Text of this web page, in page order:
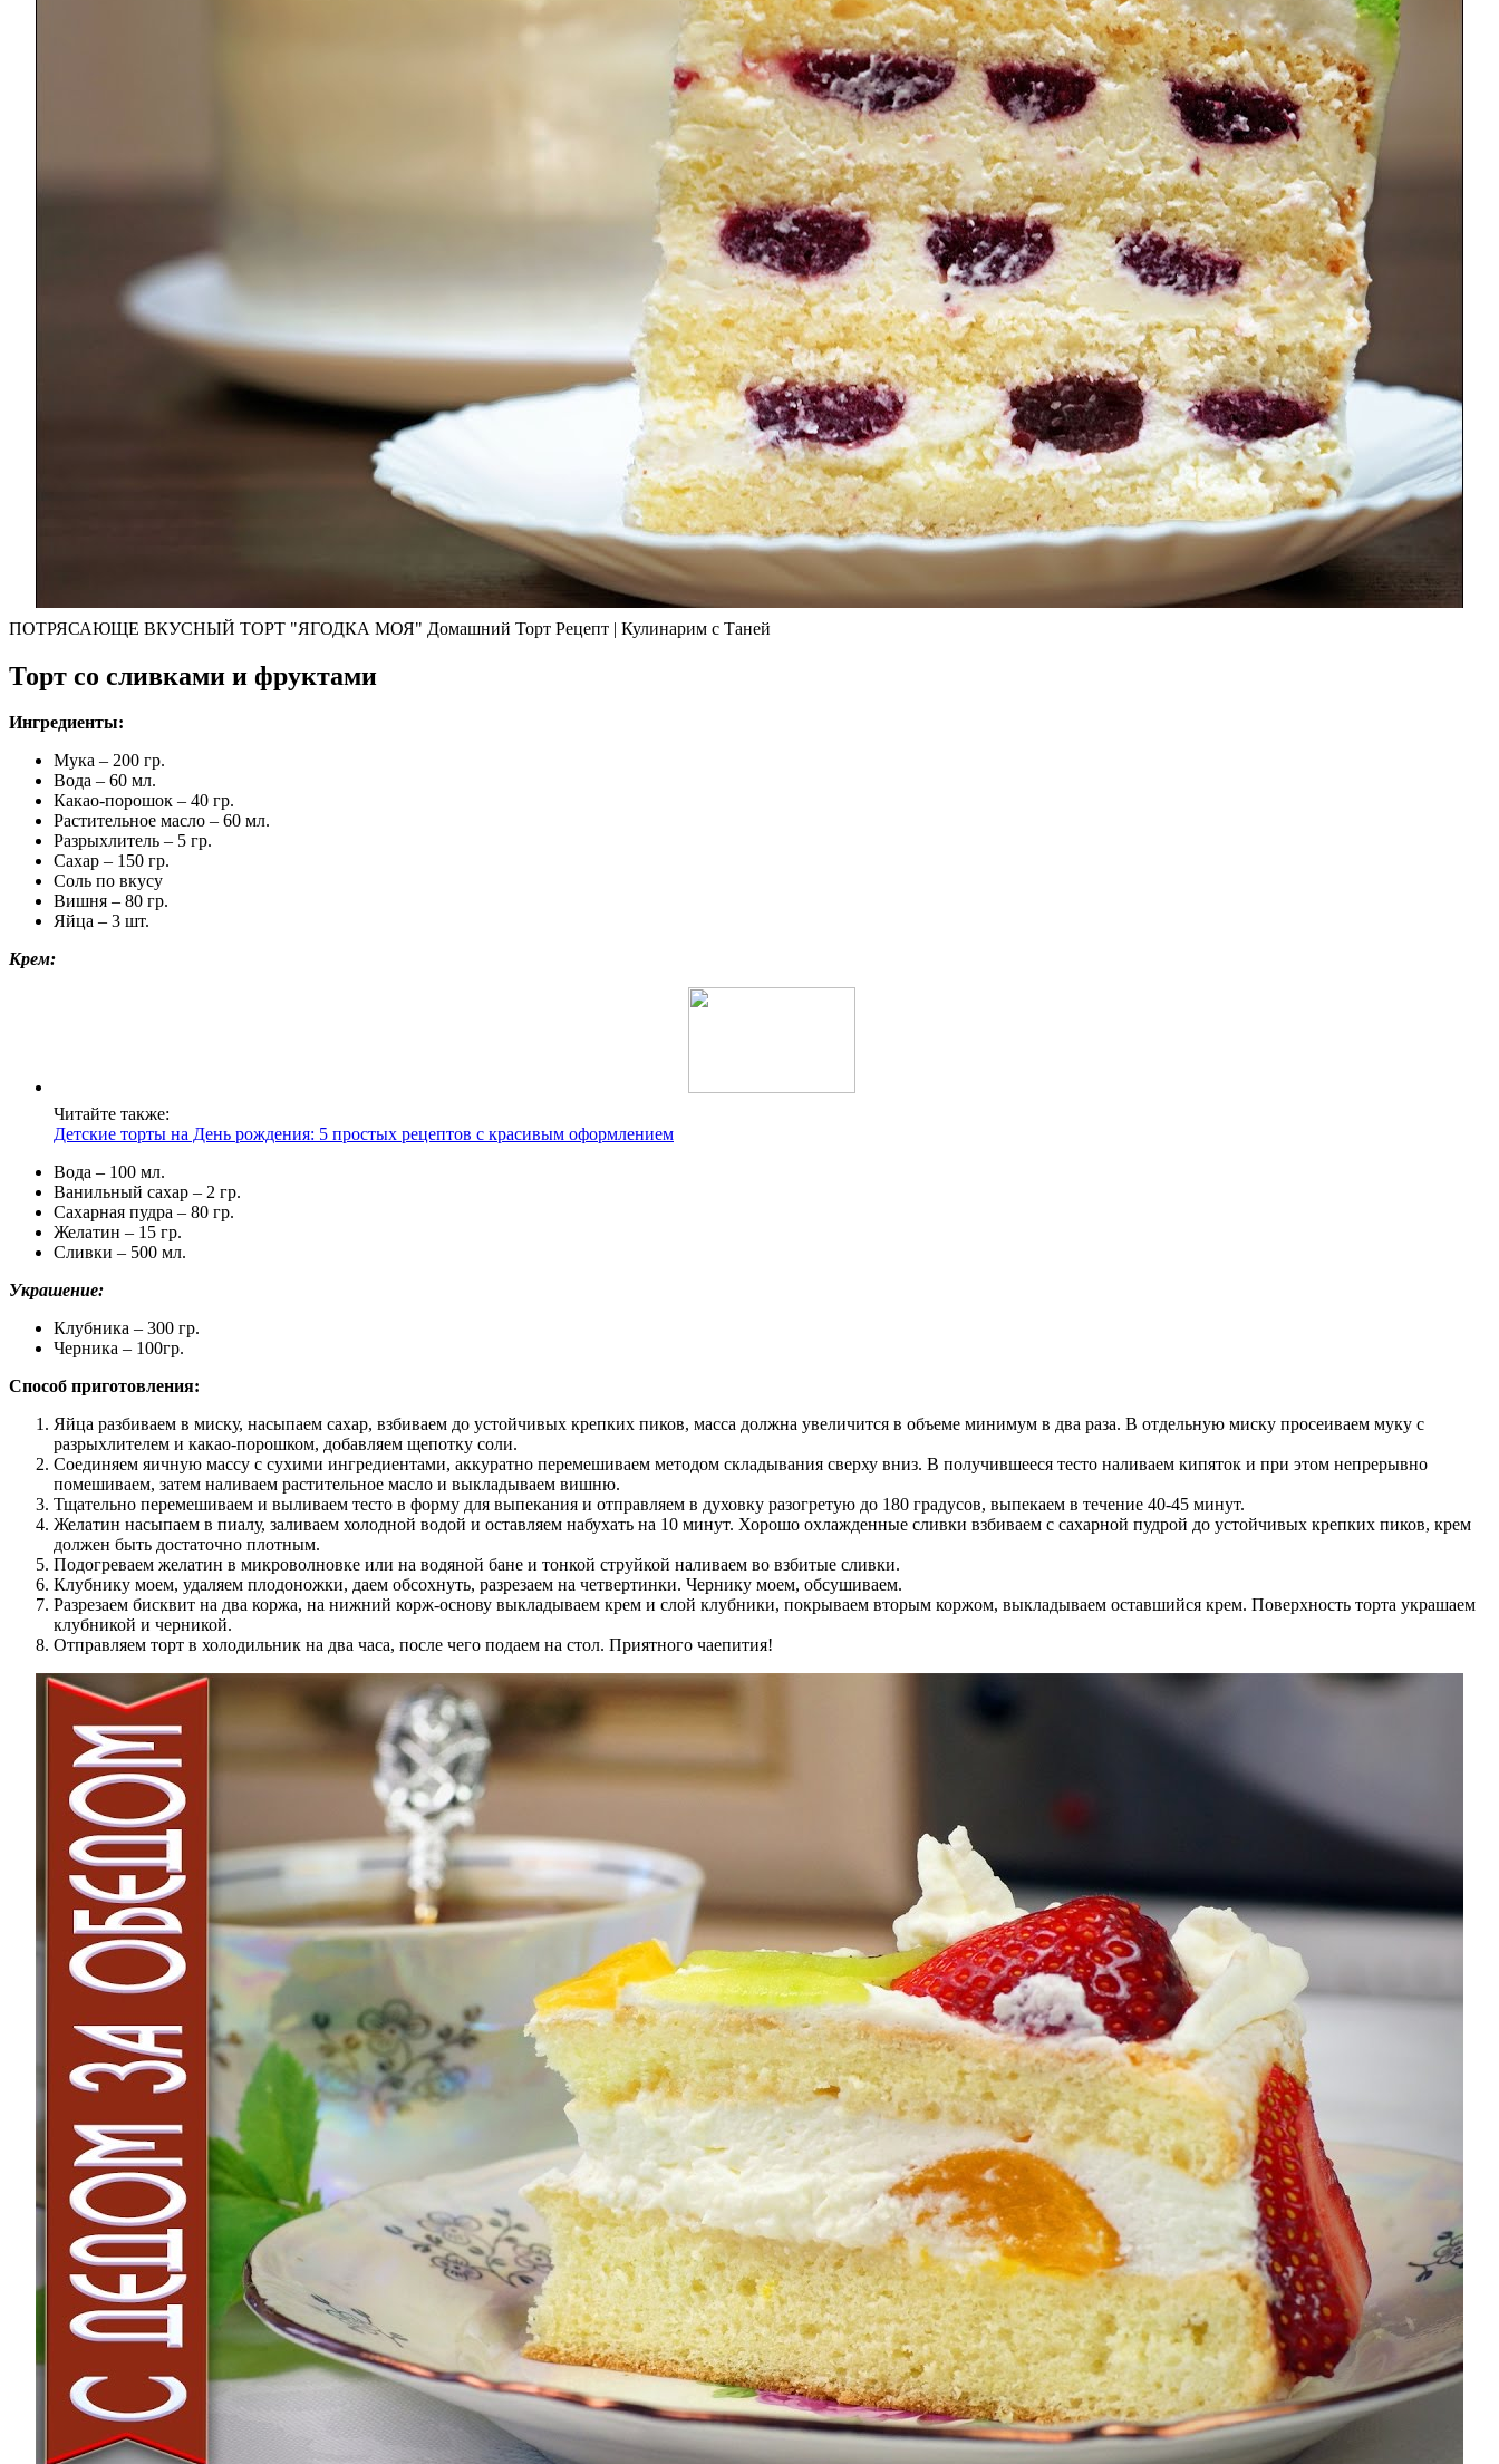
ПОТРЯСАЮЩЕ ВКУСНЫЙ ТОРТ "ЯГОДКА МОЯ" Домашний Торт Рецепт | Кулинарим с Таней
Торт со сливками и фруктами
Ингредиенты:
Мука – 200 гр.
Вода – 60 мл.
Какао-порошок – 40 гр.
Растительное масло – 60 мл.
Разрыхлитель – 5 гр.
Сахар – 150 гр.
Соль по вкусу
Вишня – 80 гр.
Яйца – 3 шт.
Крем:
Читайте также:
Детские торты на День рождения: 5 простых рецептов с красивым оформлением
Вода – 100 мл.
Ванильный сахар – 2 гр.
Сахарная пудра – 80 гр.
Желатин – 15 гр.
Сливки – 500 мл.
Украшение:
Клубника – 300 гр.
Черника – 100гр.
Способ приготовления:
Яйца разбиваем в миску, насыпаем сахар, взбиваем до устойчивых крепких пиков, масса должна увеличится в объеме минимум в два раза. В отдельную миску просеиваем муку с
разрыхлителем и какао-порошком, добавляем щепотку соли.
Соединяем яичную массу с сухими ингредиентами, аккуратно перемешиваем методом складывания сверху вниз. В получившееся тесто наливаем кипяток и при этом непрерывно
помешиваем, затем наливаем растительное масло и выкладываем вишню.
Тщательно перемешиваем и выливаем тесто в форму для выпекания и отправляем в духовку разогретую до 180 градусов, выпекаем в течение 40-45 минут.
Желатин насыпаем в пиалу, заливаем холодной водой и оставляем набухать на 10 минут. Хорошо охлажденные сливки взбиваем с сахарной пудрой до устойчивых крепких пиков, крем
должен быть достаточно плотным.
Подогреваем желатин в микроволновке или на водяной бане и тонкой струйкой наливаем во взбитые сливки.
Клубнику моем, удаляем плодоножки, даем обсохнуть, разрезаем на четвертинки. Чернику моем, обсушиваем.
Разрезаем бисквит на два коржа, на нижний корж-основу выкладываем крем и слой клубники, покрываем вторым коржом, выкладываем оставшийся крем. Поверхность торта украшаем
клубникой и черникой.
Отправляем торт в холодильник на два часа, после чего подаем на стол. Приятного чаепития!